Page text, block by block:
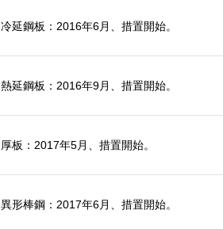
冷延鋼板：2016年6月、措置開始。
熱延鋼板：2016年9月、措置開始。
厚板：2017年5月、措置開始。
異形棒鋼：2017年6月、措置開始。